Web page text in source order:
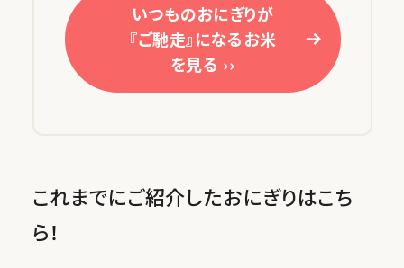
いつものおにぎりが
『ご馳走』になるお米
を見る ››
これまでにご紹介したおにぎりはこち
ら！